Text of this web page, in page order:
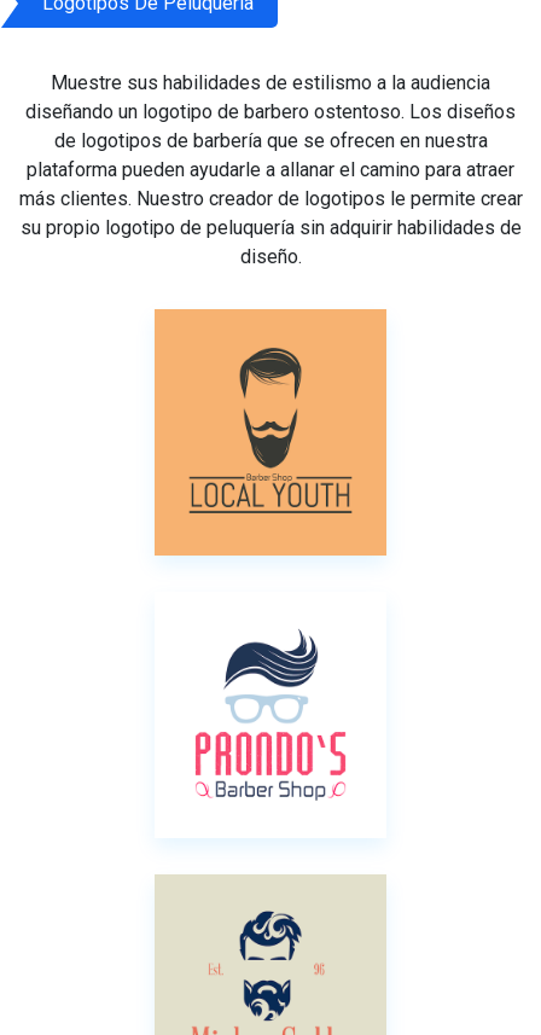
Muestre sus habilidades de estilismo a la audiencia
diseñando un logotipo de barbero ostentoso. Los diseños
de logotipos de barbería que se ofrecen en nuestra
plataforma pueden ayudarle a allanar el camino para atraer
más clientes. Nuestro creador de logotipos le permite crear
su propio logotipo de peluquería sin adquirir habilidades de
diseño.